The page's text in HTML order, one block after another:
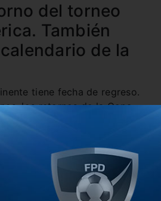
del torneo
También
de la
tiene fecha de regreso.
los retornos de la Copa
importante de América